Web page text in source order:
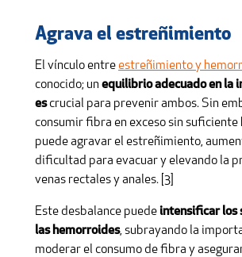
Agrava el estreñimiento
El vínculo entreestreñimiento y
conocido; un equilibrio adecuado en la
escrucial para prevenir ambos. Sin
consumir fibra en exceso sin
puede agravar el estreñimiento,
dificultad para evacuar y elevando la
venas rectales y anales. [3]
Este desbalance puede intensificar los
las hemorroides, subrayando la
moderar el consumo de fibra y